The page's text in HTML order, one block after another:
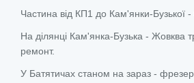
Частина від КП1 до Кам'янки-Бузької -
На ділянці Кам'янка-Бузька - Жовква
ремонт.
У Батятичах станом на зараз -